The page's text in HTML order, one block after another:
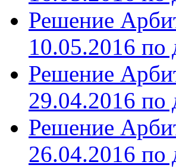
Решение
10.05.2016
Решение
29.04.2016
Решение
26.04.2016